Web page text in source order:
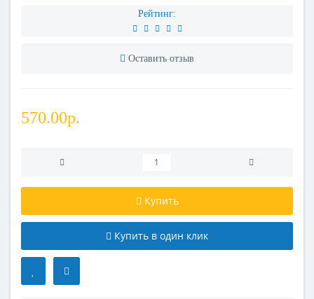
Рейтинг:
Оставить отзыв
570.00р.
Купить
Купить в один клик